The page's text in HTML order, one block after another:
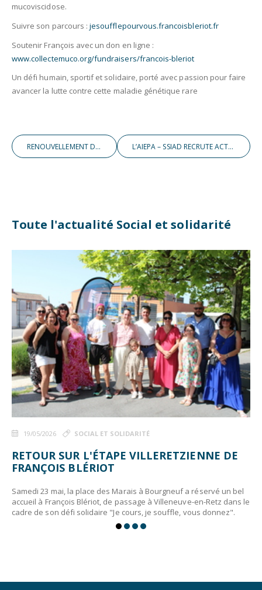
mucoviscidose.
Suivre son parcours :jesoufflepourvous.francoisbleriot.fr
Soutenir François avec un don en ligne :
www.collectemuco.org/fundraisers/francois-bleriot
Un défi humain, sportif et solidaire, porté avec passion pour faire
avancer la lutte contre cette maladie génétique rare
RENOUVELLEMENT DU CCAS L’AIEPA – SSIAD RECRUTE ACTIVEMENT !
Toute l'actualité Social et solidarité
19/05/2026 SOCIAL ET SOLIDARITÉ
RETOUR SUR L'ÉTAPE VILLERETZIENNE DE
FRANÇOIS BLÉRIOT
Samedi 23 mai, la place des Marais à Bourgneuf a réservé un bel
accueil à François Blériot, de passage à Villeneuve-en-Retz dans le
cadre de son défi solidaire "Je cours, je souffle, vous donnez".